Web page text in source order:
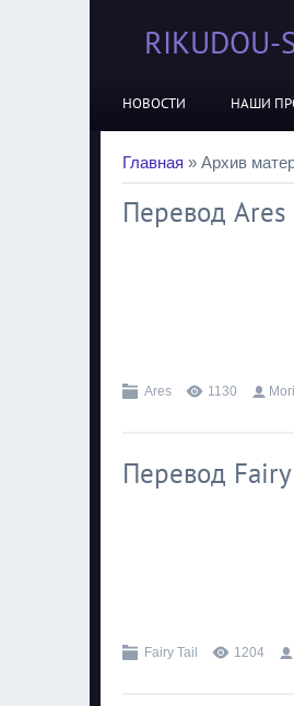
RIKUDOU-
НОВОСТИ НАШИ
Главная » Архив
Перевод Ares
Ares 1130
Перевод
Fairy Tail 1204